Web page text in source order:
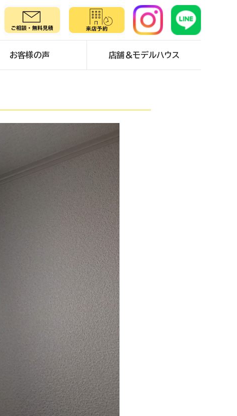
お客様の声 店舗＆モデルハウス